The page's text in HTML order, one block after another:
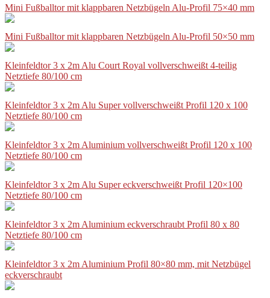
Mini Fußballtor mit klappbaren Netzbügeln Alu-Profil 75×40 mm
Mini Fußballtor mit klappbaren Netzbügeln Alu-Profil 50×50 mm
Kleinfeldtor 3 x 2m Alu Court Royal vollverschweißt 4-teilig
Netztiefe 80/100 cm
Kleinfeldtor 3 x 2m Alu Super vollverschweißt Profil 120 x 100
Netztiefe 80/100 cm
Kleinfeldtor 3 x 2m Aluminium vollverschweißt Profil 120 x 100
Netztiefe 80/100 cm
Kleinfeldtor 3 x 2m Alu Super eckverschweißt Profil 120×100
Netztiefe 80/100 cm
Kleinfeldtor 3 x 2m Aluminium eckverschraubt Profil 80 x 80
Netztiefe 80/100 cm
Kleinfeldtor 3 x 2m Aluminium Profil 80×80 mm, mit Netzbügel
eckverschraubt